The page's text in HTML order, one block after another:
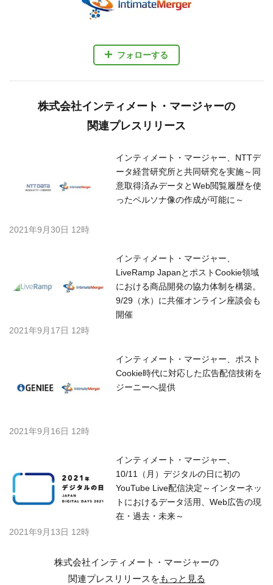
フォローする
株式会社インティメート・マージャーの
関連プレスリリース
インティメート・マージャー、NTTデ
ータ経営研究所と共同研究を実施～同
意取得済みデータとWeb閲覧履歴を使
ったペルソナ像の作成が可能に～
2021年9月30日 12時
インティメート・マージャー、
LiveRamp JapanとポストCookie領域
における商品開発の協力体制を構築。
9/29（水）に共催オンライン座談会も
開催
2021年9月17日 12時
インティメート・マージャー、ポスト
Cookie時代に対応した広告配信技術を
ジーニーへ提供
2021年9月16日 12時
インティメート・マージャー、
10/11（月）デジタルの日に初の
YouTube Live配信決定～インターネッ
トにおけるデータ活用、Web広告の現
在・過去・未来～
2021年9月13日 12時
株式会社インティメート・マージャーの
関連プレスリリースをもっと見る